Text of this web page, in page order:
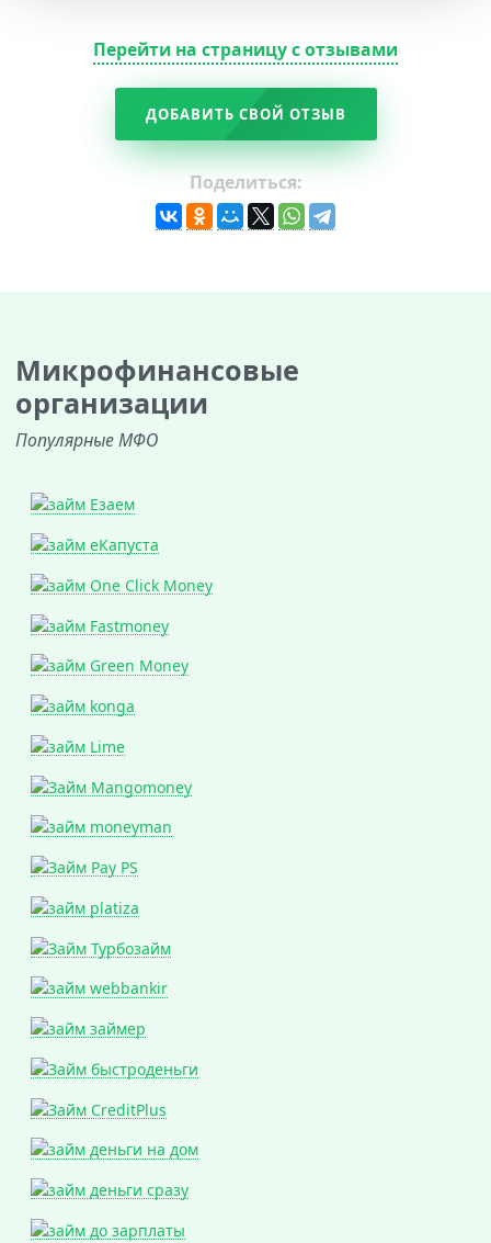
Перейти на страницу с отзывами
ДОБАВИТЬ СВОЙ ОТЗЫВ
Поделиться:
Микрофинансовые
организации
Популярные МФО